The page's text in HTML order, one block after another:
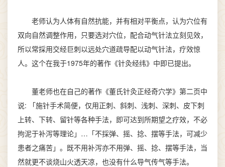
老师认为人体有自然抗能，并有相对平衡点，认为穴位有
双向自然调整作用，只要选对穴位，配合动气针法立刻见效，
所以常採用交经巨刺以远处穴道疏导配以动气针法，疗效惊
人。这个在我于1975年的著作《针灸经纬》中即已提出。
董老师也在自己的著作《董氏针灸正经奇穴学》第二页中
说: 「施针手术简便，仅用正刺、斜刺、浅刺、深刺、皮下刺
上转、下转、留针等各种手法，即可达到所期望之疗效，不必
拘泥于补泻等理论」…「不採弹、摇、捻、摆等手法，可减少
患者之痛苦」。既不用补泻亦不用弹、摇、捻、摆等手法，当
然就更不谈烧山火透天凉，也没有什么导气传气等手法。